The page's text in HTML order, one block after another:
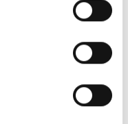
Lägg i varukorg